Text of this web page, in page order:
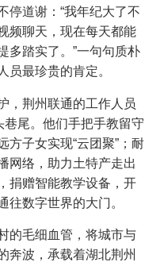
停道谢：“我年纪大了不
频聊天，现在每天都能
多踏实了。”一句句质朴
员最珍贵的肯定。
，荆州联通的工作人员
巷尾。他们手把手教留守
方子女实现“云团聚”；耐
网络，助力土特产走出
捐赠智能教学设备，开
往数字世界的大门。
的毛细血管，将城市与
奔波，承载着湖北荆州